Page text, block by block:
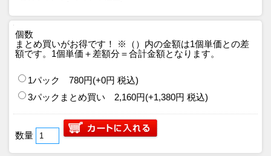
個数
まとめ買いがお得です！ ※（）内の金額は1個単価との差
額です。1個単価＋差額分＝合計金額となります。
1パック 780円(+0円 税込)
3パックまとめ買い 2,160円(+1,380円 税込)
数量